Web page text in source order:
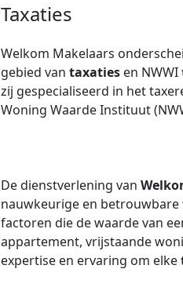
Taxaties
Welkom Makelaars
gebied van taxaties en NWWI
zij gespecialiseerd in het
Woning Waarde Instituut
De dienstverlening van
nauwkeurige en betrouwbare
factoren die de waarde van
appartement, vrijstaande
expertise en ervaring om elke